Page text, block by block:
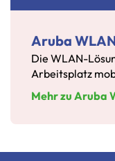
Aruba
Die WLAN-
Arbeitsplatz
Mehr zu Aruba